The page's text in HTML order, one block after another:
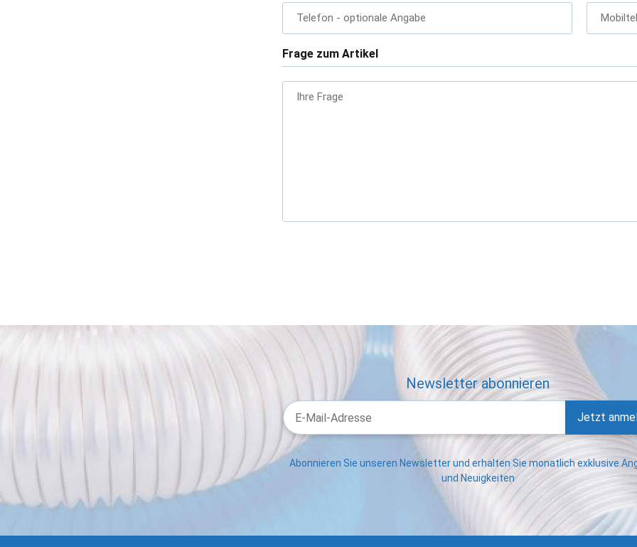
Telefon - optionale Angabe
Frage zum Artikel
Ihre Frage
Newsletter abonnieren
Jetzt
Abonnieren Sie unseren Newsletter und erhalten Sie monatlich exklusive
und Neuigkeiten